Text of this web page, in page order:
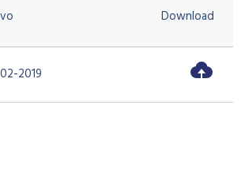
Download
2019